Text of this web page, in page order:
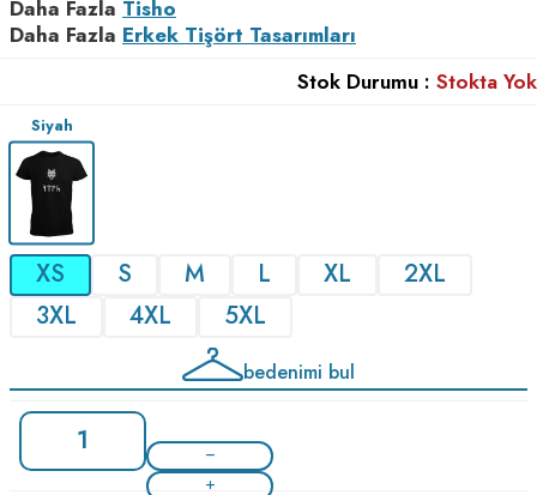
Daha Fazla Tisho
Daha Fazla Erkek Tişört Tasarımları
Stok Durumu : Stokta Yok
Siyah
XS S M L XL
2XL
3XL
4XL 5XL
bedenimi bul